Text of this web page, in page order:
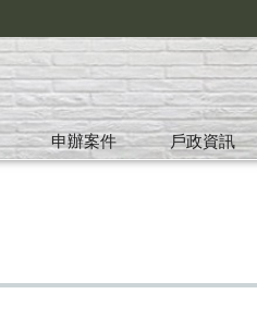
申辦案件 戶政資訊